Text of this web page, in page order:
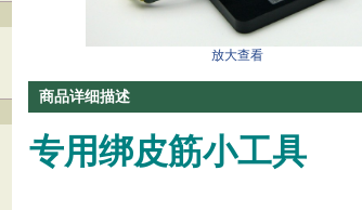
放大查看
商品详细描述
专用绑皮筋小工具